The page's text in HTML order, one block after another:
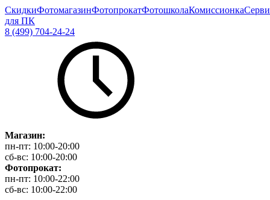
СкидкиФотомагазинФотопрокатФотошколаКомиссионка
для ПК
8 (499) 704-24-24
Магазин:
пн-пт: 10:00-20:00
сб-вс: 10:00-20:00
Фотопрокат:
пн-пт: 10:00-22:00
сб-вс: 10:00-22:00